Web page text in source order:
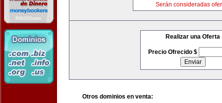
Serán consideradas
Realizar una Oferta
Precio Ofrecido $
Otros dominios en venta: